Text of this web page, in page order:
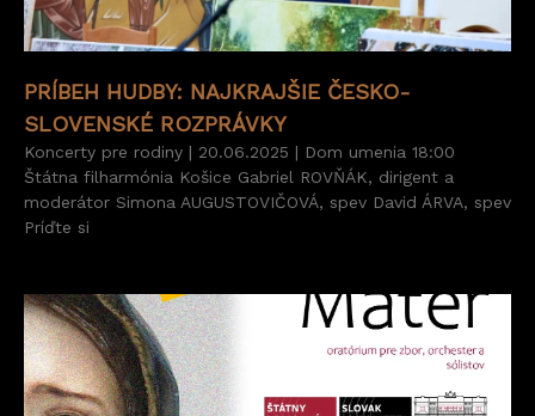
PRÍBEH HUDBY: NAJKRAJŠIE ČESKO-
SLOVENSKÉ ROZPRÁVKY
Koncerty pre rodiny | 20.06.2025 | Dom umenia 18:00
Štátna filharmónia Košice Gabriel ROVŇÁK, dirigent a
moderátor Simona AUGUSTOVIČOVÁ, spev David ÁRVA, spev
Príďte si